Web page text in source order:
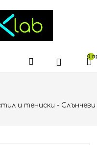
0
и тениски - Слънчеви